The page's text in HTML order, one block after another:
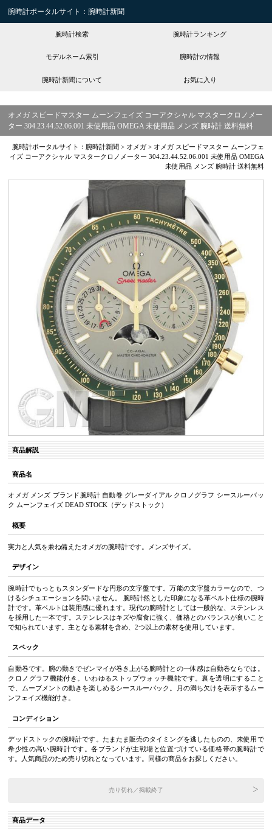
腕時計ポータルサイト：腕時計新聞
腕時計検索 腕時計ランキング
モデルネーム索引 腕時計の情報
腕時計新聞について お気に入り
オメガ スピードマスター ムーンフェイズ コーアクシャル マスタークロノメー
ター 304.23.44.52.06.001 未使用品 OMEGA 未使用品 メンズ 腕時計 送料無料
腕時計ポータルサイト：腕時計新聞 > オメガ> オメガ スピードマスター ムーンフェ
イズ コーアクシャル マスタークロノメーター 304.23.44.52.06.001 未使用品 OMEGA
未使用品 メンズ 腕時計 送料無料
商品解説
商品名
オメガ メンズ ブランド腕時計 自動巻 グレーダイアル クロノグラフ シースルーバッ
ク ムーンフェイズ DEAD STOCK（デッドストック）
概要
実力と人気を兼ね備えたオメガの腕時計です。メンズサイズ。
デザイン
腕時計でもっともスタンダードな円形の文字盤です。万能の文字盤カラーなので、つ
けるシチュエーションを問いません。 腕時計然とした印象になる革ベルト仕様の腕時
計です。革ベルトは装用感に優れます。現代の腕時計としては一般的な、ステンレス
を採用した一本です。ステンレスはキズや腐食に強く、価格とのバランスが良いこと
で知られています。主となる素材を含め、2つ以上の素材を使用しています。
スペック
自動巻です。腕の動きでゼンマイが巻き上がる腕時計との一体感は自動巻ならでは。
クロノグラフ機能付き。いわゆるストップウォッチ機能です。裏を透明にすること
で、ムーブメントの動きを楽しめるシースルーバック。月の満ち欠けを表示するムー
ンフェイズ機能付き。
コンディション
デッドストックの腕時計です。たまたま販売のタイミングを逃したものの、未使用で
希少性の高い腕時計です。各ブランドが主戦場と位置づけている価格帯の腕時計で
す。人気商品のため売り切れとなっています。同様の商品をお探しください。
売り切れ／掲載終了
商品データ